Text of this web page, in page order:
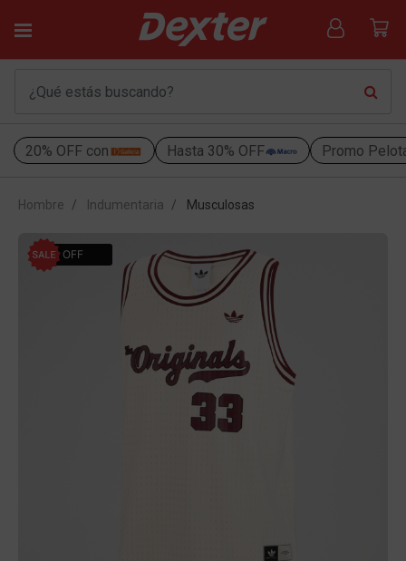
20% OFF con Hasta 30% OFF Promo
Hombre Indumentaria Musculosas
30% OFF